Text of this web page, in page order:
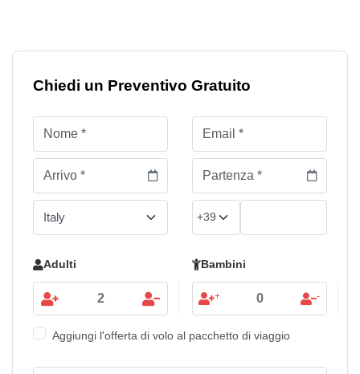
Chiedi un Preventivo Gratuito
Adulti Bambini
+ -
Aggiungi l'offerta di volo al pacchetto di viaggio